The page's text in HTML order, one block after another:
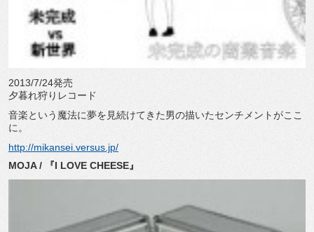
2013/7/24発売
夕暮れ狩りレコード
音楽という魔法に夢を見続けてきた男の描いたセンチメントがここ
に。
http://mikansei.versus.jp/
MOJA / 『I LOVE CHEESE』